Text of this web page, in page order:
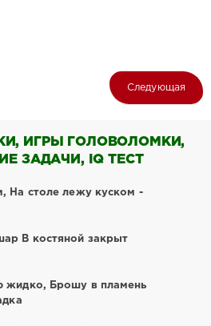
Следующая
ИГРЫ ГОЛОВОЛОМКИ,
ЗАДАЧИ, IQ ТЕСТ
На столе лежу куском -
В костяной закрыт
жидко, Брошу в пламень